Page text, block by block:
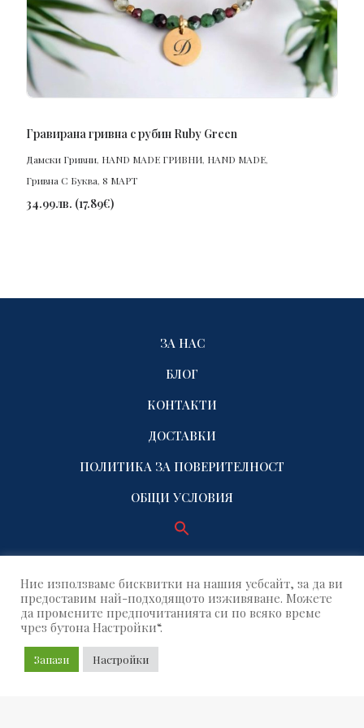
ПОРЪЧАЙ
Гравирана гривна с рубин Ruby Green
Дамски Гривни, HAND MADE ГРИВНИ, HAND MADE,
Гривна С Буква, 8 МАРТ
34.99лв. (17.89€)
ЗА НАС
БЛОГ
КОНТАКТИ
ДОСТАВКИ
ПОЛИТИКА ЗА ПОВЕРИТЕЛНОСТ
ОБЩИ УСЛОВИЯ
© 2021 Name Factory. All rights reserved!
Build by OUTSOURCE GRID
Ние използваме бисквитки на нашия уебсайт, за да ви
предоставим най-подходящото изживяване. Можете
да промените предпочитанията си по всяко време
чрез бутона Настройки“.
Запази Настройки